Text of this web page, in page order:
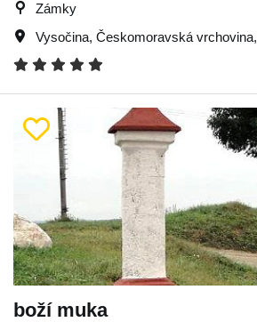
Zámky
Vysočina, Českomoravská vrchovina,
boží muka